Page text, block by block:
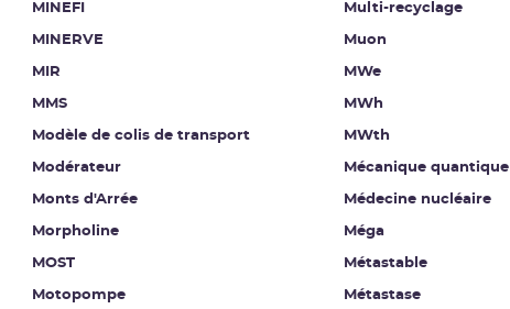
MINEFI
MINERVE
MIR
MMS
Modèle de colis de transport
Modérateur
Monts d'Arrée
Morpholine
MOST
Motopompe
Multi-recyclage
Muon
MWe
MWh
MWth
Mécanique quantique
Médecine nucléaire
Méga
Métastable
Métastase